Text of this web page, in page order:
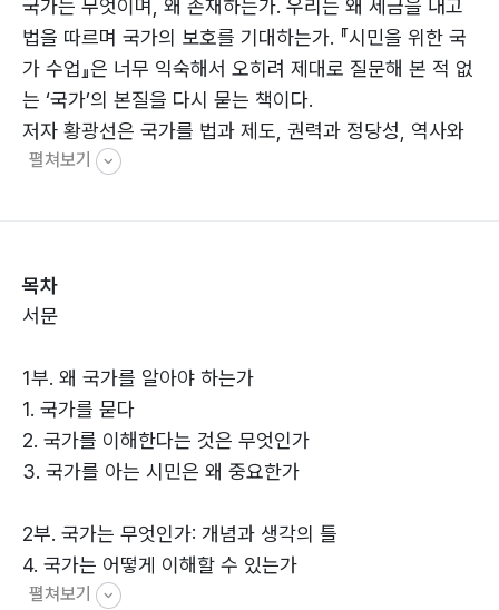
국가는 무엇이며, 왜 존재하는가. 우리는 왜 세금을 내고
법을 따르며 국가의 보호를 기대하는가. 『시민을 위한 국
가 수업』은 너무 익숙해서 오히려 제대로 질문해 본 적 없
는 ‘국가’의 본질을 다시 묻는 책이다.
저자 황광선은 국가를 법과 제도, 권력과 정당성, 역사와
신념이 오랜 시간 축적되며 형성된 복합적 구조라고 설명
이 책은 국가의 기원과 형성 과정, 사회계약론과 자연법,
권력과 정당성, 주권의 의미 등을 폭넓게 다루며, 현대 사
행정학·철학·역사학을 넘나드는 폭넓은 시각을 바탕으로,
국가를 둘러싼 복잡한 개념들을 하나의 흐름 안에서 이해
하도록 돕는다.
펼쳐보기
목차
서문
1부. 왜 국가를 알아야 하는가
1. 국가를 묻다
2. 국가를 이해한다는 것은 무엇인가
3. 국가를 아는 시민은 왜 중요한가
2부. 국가는 무엇인가: 개념과 생각의 틀
4. 국가는 어떻게 이해할 수 있는가
5. 무국가·무정부는 무질서인가
펼쳐보기